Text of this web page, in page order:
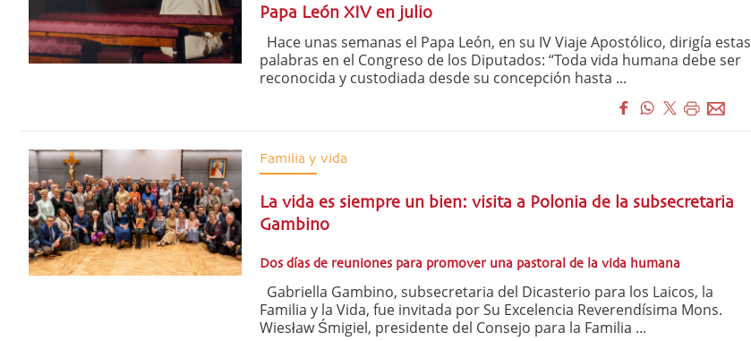
Papa León XIV en julio
Hace unas semanas el Papa León, en su IV Viaje Apostólico, dirigía estas
palabras en el Congreso de los Diputados: “Toda vida humana debe ser
reconocida y custodiada desde su concepción hasta ...
Familia y vida
La vida es siempre un bien: visita a Polonia de la subsecretaria
Gambino
Dos días de reuniones para promover una pastoral de la vida humana
Gabriella Gambino, subsecretaria del Dicasterio para los Laicos, la
Familia y la Vida, fue invitada por Su Excelencia Reverendísima Mons.
Wiesław Śmigiel, presidente del Consejo para la Familia ...